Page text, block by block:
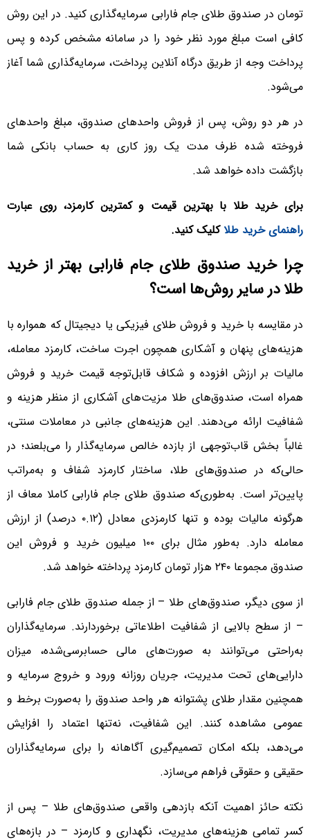
تومان در صندوق طلای جام فارابی سرمایه‌گذاری کنید. در این روش
کافی است مبلغ مورد نظر خود را در سامانه مشخص کرده و پس
پرداخت وجه از طریق درگاه آنلاین پرداخت، سرمایه‌گذاری شما آغاز
می‌شود.
در هر دو روش، پس از فروش واحدهای صندوق، مبلغ واحدهای
فروخته‌ شده ظرف مدت یک روز کاری به حساب بانکی شما
بازگشت داده خواهد شد.
برای خرید طلا با بهترین قیمت و کمترین کارمزد، روی عبارت
راهنمای خرید طلا کلیک کنید.
چرا خرید صندوق طلای جام فارابی بهتر از خرید
طلا در سایر روش‌ها است؟
در مقایسه با خرید و فروش طلای فیزیکی یا دیجیتال که همواره با
هزینه‌های پنهان و آشکاری همچون اجرت ساخت، کارمزد معامله،
مالیات بر ارزش افزوده و شکاف قابل‌توجه قیمت خرید و فروش
همراه است، صندوق‌های طلا مزیت‌های آشکاری از منظر هزینه و
شفافیت ارائه می‌دهند. این هزینه‌های جانبی در معاملات سنتی،
غالباً بخش قاب‌توجهی از بازده خالص سرمایه‌گذار را می‌بلعند؛ در
حالی‌که در صندوق‌های طلا، ساختار کارمزد شفاف و به‌مراتب
پایین‌تر است. به‌طوری‌که صندوق‌ طلای جام فارابی کاملا معاف از
هرگونه مالیات بوده و تنها کارمزدی معادل (۰.۱۲ درصد) از ارزش
معامله دارد. به‌طور مثال برای ۱۰۰ میلیون خرید و فروش این
صندوق مجموعا ۲۴۰ هزار تومان کارمزد پرداخته خواهد شد.
از سوی دیگر، صندوق‌های طلا – از جمله صندوق طلای جام فارابی
– از سطح بالایی از شفافیت اطلاعاتی برخوردارند. سرمایه‌گذاران
به‌راحتی می‌توانند به صورت‌های مالی حسابرسی‌شده، میزان
دارایی‌های تحت مدیریت، جریان روزانه ورود و خروج سرمایه و
همچنین مقدار طلای پشتوانه هر واحد صندوق را به‌صورت برخط و
عمومی مشاهده کنند. این شفافیت، نه‌تنها اعتماد را افزایش
می‌دهد، بلکه امکان تصمیم‌گیری آگاهانه را برای سرمایه‌گذاران
حقیقی و حقوقی فراهم می‌سازد.
نکته حائز اهمیت آنکه بازدهی واقعی صندوق‌های طلا – پس از
کسر تمامی هزینه‌های مدیریت، نگهداری و کارمزد – در بازه‌های